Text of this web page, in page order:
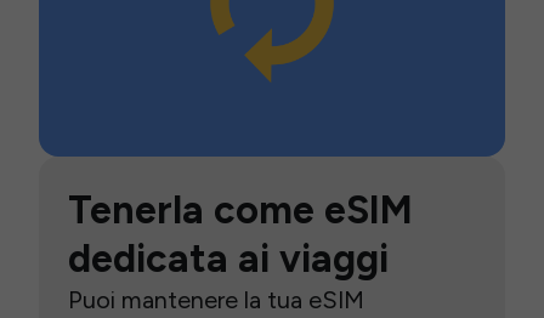
Tenerla come eSIM
dedicata ai viaggi
Puoi mantenere la tua eSIM